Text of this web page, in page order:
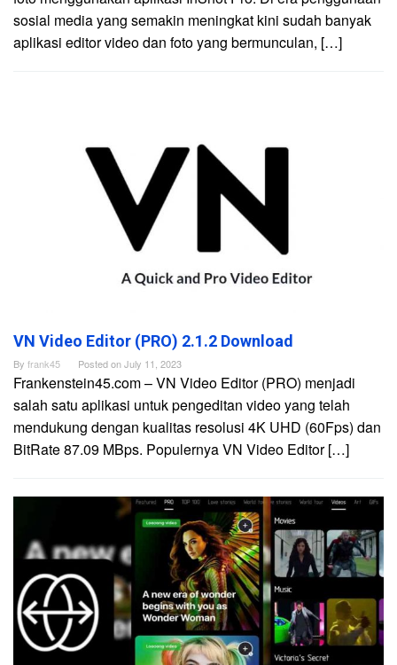
sosial media yang semakin meningkat kini sudah banyak
aplikasi editor video dan foto yang bermunculan, […]
VN Video Editor (PRO) 2.1.2 Download
By frank45 Posted onJuly 11, 2023
Frankenstein45.com – VN Video Editor (PRO) menjadi
salah satu aplikasi untuk pengeditan video yang telah
mendukung dengan kualitas resolusi 4K UHD (60Fps) dan
BitRate 87.09 MBps. Populernya VN Video Editor […]